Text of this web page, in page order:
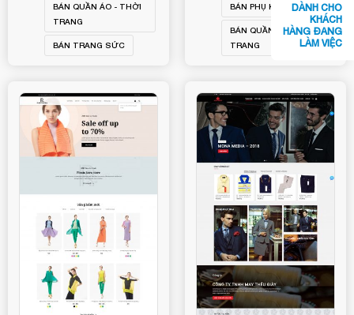
BÁN QUẦN ÁO - THỜI
TRANG
BÁN TRANG SỨC
BÁN PHỤ KIỆN
BÁN QUẦN ÁO - THỜI
TRANG
DÀNH CHO
KHÁCH
HÀNG ĐANG
LÀM VIỆC